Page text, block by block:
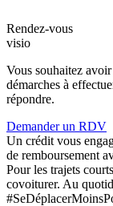
Rendez-vous
visio
Vous souhaitez
démarches à
répondre.
Demander un RDV
Un crédit vous
de remboursement
Pour les trajets
covoiturer. Au